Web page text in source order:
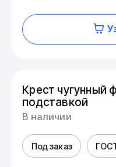
Крест чугунный
подставкой
В наличии
Под заказ